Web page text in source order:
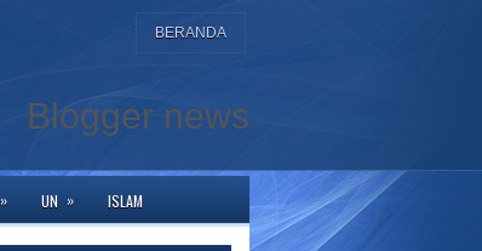
BERANDA
Blogger news
» UN » ISLAM